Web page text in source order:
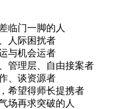
临门一脚的人
人际困扰者
与机会运者
管理层、自由接案者
、谈资源者
希望得师长提携者
场再求突破的人